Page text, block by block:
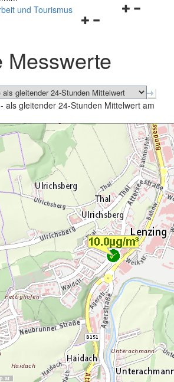
schließen
Navigationsmenü
schließen
und Tourismus
Messwerte
- als gleitender 24-Stunden Mittelwert am